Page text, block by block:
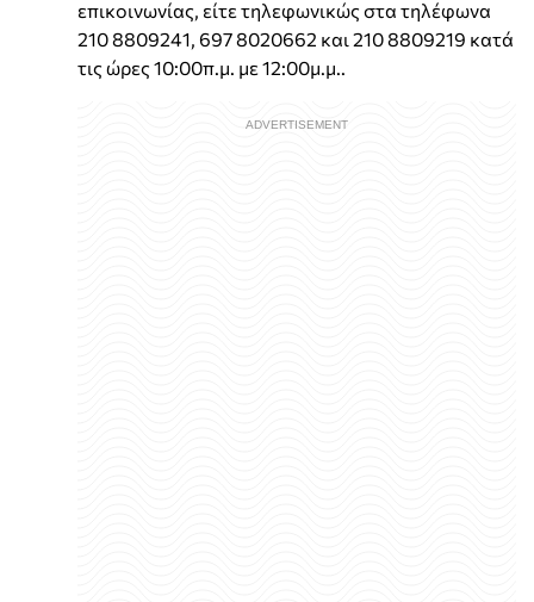
επικοινωνίας, είτε τηλεφωνικώς στα τηλέφωνα
210 8809241, 697 8020662 και 210 8809219 κατά
τις ώρες 10:00π.μ. με 12:00μ.μ..